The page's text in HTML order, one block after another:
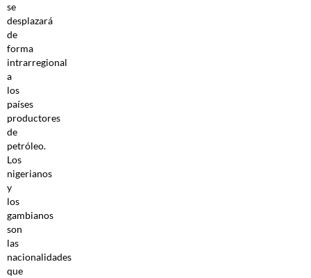
se
desplazará
de
forma
intrarregional
a
los
países
productores
de
petróleo.
Los
nigerianos
y
los
gambianos
son
las
nacionalidades
que